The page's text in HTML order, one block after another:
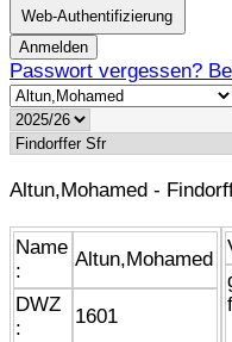
Web-Authentifizierung
Anmelden
Passwort vergessen?
Altun,Mohamed -
Name
:
Altun,Mohamed
DWZ
:
1601